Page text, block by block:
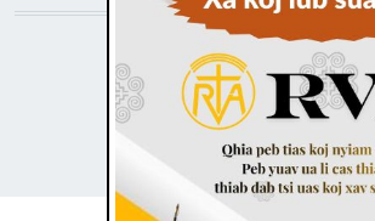
STAY CONNECTED WITH US!